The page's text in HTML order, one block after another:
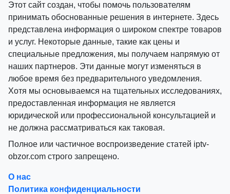
Этот сайт создан, чтобы помочь пользователям
принимать обоснованные решения в интернете. Здесь
представлена информация о широком спектре товаров
и услуг. Некоторые данные, такие как цены и
специальные предложения, мы получаем напрямую от
наших партнеров. Эти данные могут изменяться в
любое время без предварительного уведомления.
Хотя мы основываемся на тщательных исследованиях,
предоставленная информация не является
юридической или профессиональной консультацией и
не должна рассматриваться как таковая.
Полное или частичное воспроизведение статей iptv-
obzor.com строго запрещено.
О нас
Политика конфиденциальности